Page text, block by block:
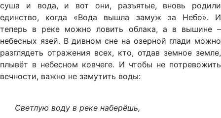
суша и вода, и вот они, разъятые, вновь родили
единство, когда «Вода вышла замуж за Небо». И
теперь в реке можно ловить облака, а в вышине –
небесных язей. В дивном сне на озерной глади можно
разглядеть отражения всех, кто, отдав земное земле,
плывёт в небесном ковчеге. И чтобы не потревожить
вечности, важно не замутить воды:
Светлую воду в реке наберёшь,